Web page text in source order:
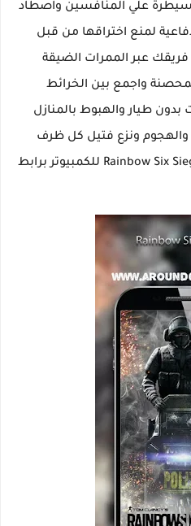
علي المنافسين واصطاد
لمنع اختراقها من قبل
فريقك عبر الممرات الضيقة
واجمع بين الخرائط
بدون طيار والهبوط بالمنازل
والهجوم ونزع فتيل كل ظرف
وستتمكن من تحميل لعبة Rainbow Six Siege للكمبيوتر برابط